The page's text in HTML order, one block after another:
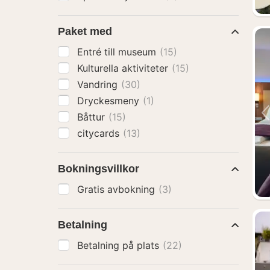
Paket med
Entré till museum (15)
Kulturella aktiviteter (15)
Vandring (30)
Dryckesmeny (1)
Båttur (15)
citycards (13)
Bokningsvillkor
Gratis avbokning (3)
Betalning
Betalning på plats (22)